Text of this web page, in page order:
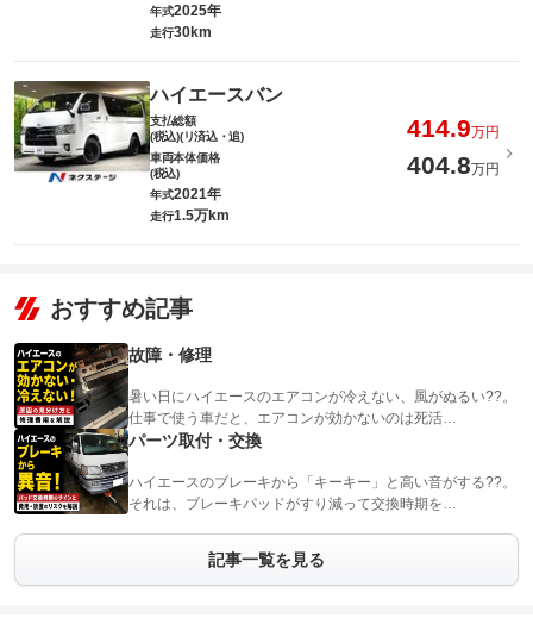
年式2025年
走行30km
ハイエースバン
支払総額
(税込)(リ済込・追)
414.9万円
車両本体価格
(税込)
404.8万円
年式2021年
走行1.5万km
おすすめ記事
故障・修理
暑い日にハイエースのエアコンが冷えない、風がぬるい??。
仕事で使う車だと、エアコンが効かないのは死活…
パーツ取付・交換
ハイエースのブレーキから「キーキー」と高い音がする??。
それは、ブレーキパッドがすり減って交換時期を…
記事一覧を見る